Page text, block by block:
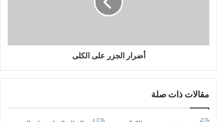
أضرار الجزر على الكلى
مقالات ذات صلة